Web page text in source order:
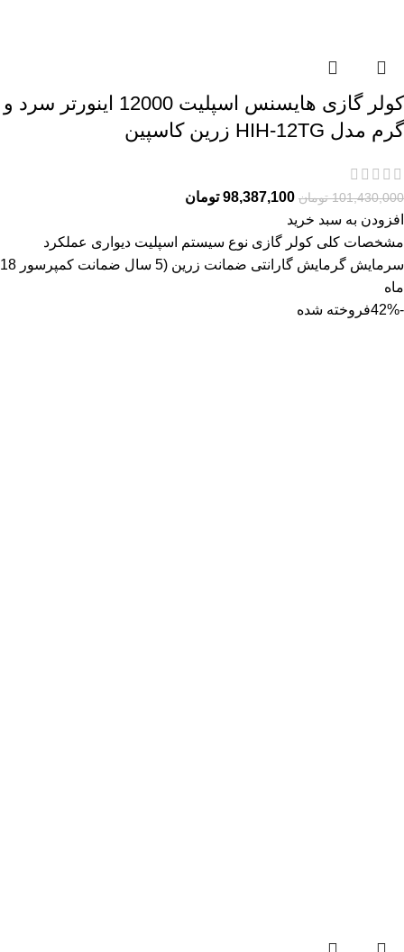
کولر گازی هایسنس اسپلیت 12000 اینورتر سرد و
گرم مدل HIH-12TG زرین کاسپین
101,430,000 تومان 98,387,100 تومان
افزودن به سبد خرید
مشخصات کلی کولر گازی نوع سیستم اسپلیت دیواری عملکرد
سرمایش گرمایش گارانتی ضمانت زرین (5 سال ضمانت کمپرسور 18
ماه
-42%
فروخته شده